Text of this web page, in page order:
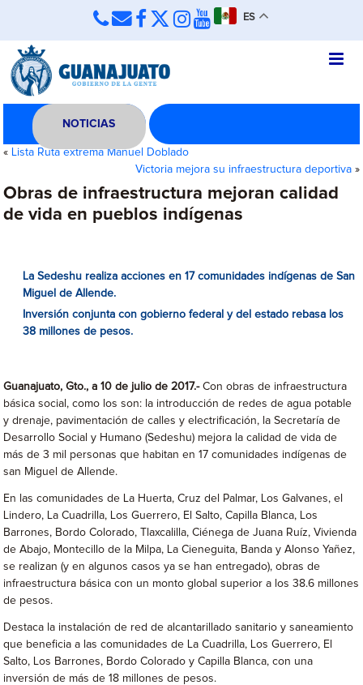
ES
NOTICIAS
« Lista Ruta extrema Manuel Doblado
Victoria mejora su infraestructura deportiva»
Obras de infraestructura mejoran calidad
de vida en pueblos indígenas
La Sedeshu realiza acciones en 17 comunidades indígenas de San
Miguel de Allende.
Inversión conjunta con gobierno federal y del estado rebasa los
38 millones de pesos.
Guanajuato, Gto., a 10 de julio de 2017.-Con obras de infraestructura
básica social, como los son: la introducción de redes de agua potable
y drenaje, pavimentación de calles y electrificación, la Secretaría de
Desarrollo Social y Humano (Sedeshu) mejora la calidad de vida de
más de 3 mil personas que habitan en 17 comunidades indígenas de
san Miguel de Allende.
En las comunidades de La Huerta, Cruz del Palmar, Los Galvanes, el
Lindero, La Cuadrilla, Los Guerrero, El Salto, Capilla Blanca, Los
Barrones, Bordo Colorado, Tlaxcalilla, Ciénega de Juana Ruíz, Vivienda
de Abajo, Montecillo de la Milpa, La Cieneguita, Banda y Alonso Yañez,
se realizan (y en algunos casos ya se han entregado), obras de
infraestructura básica con un monto global superior a los 38.6 millones
de pesos.
Destaca la instalación de red de alcantarillado sanitario y saneamiento
que beneficia a las comunidades de La Cuadrilla, Los Guerrero, El
Salto, Los Barrones, Bordo Colorado y Capilla Blanca, con una
inversión de más de 18 millones de pesos.